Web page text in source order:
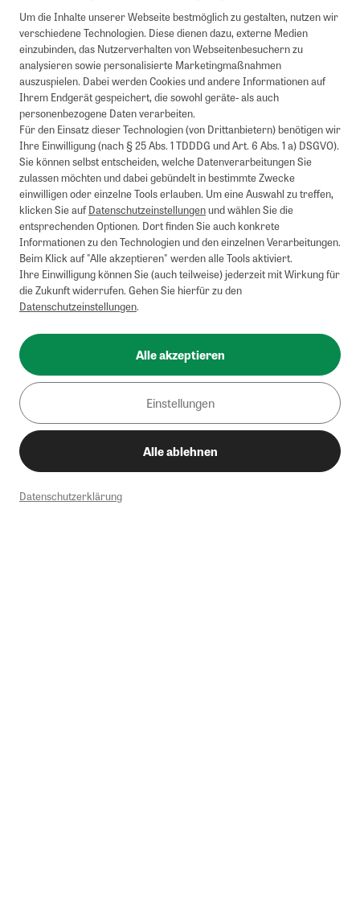
Um die Inhalte unserer Webseite bestmöglich zu gestalten, nutzen wir
verschiedene Technologien. Diese dienen dazu, externe Medien
einzubinden, das Nutzerverhalten von Webseitenbesuchern zu
analysieren sowie personalisierte Marketingmaßnahmen
auszuspielen. Dabei werden Cookies und andere Informationen auf
Ihrem Endgerät gespeichert, die sowohl geräte- als auch
personenbezogene Daten verarbeiten.
Für den Einsatz dieser Technologien (von Drittanbietern) benötigen wir
Ihre Einwilligung (nach § 25 Abs. 1 TDDDG und Art. 6 Abs. 1 a) DSGVO).
Sie können selbst entscheiden, welche Datenverarbeitungen Sie
zulassen möchten und dabei gebündelt in bestimmte Zwecke
einwilligen oder einzelne Tools erlauben. Um eine Auswahl zu treffen,
klicken Sie aufDatenschutzeinstellungenund wählen Sie die
entsprechenden Optionen. Dort finden Sie auch konkrete
Informationen zu den Technologien und den einzelnen Verarbeitungen.
Beim Klick auf "Alle akzeptieren" werden alle Tools aktiviert.
Ihre Einwilligung können Sie (auch teilweise) jederzeit mit Wirkung für
die Zukunft widerrufen. Gehen Sie hierfür zu den
Datenschutzeinstellungen.
Alle akzeptieren
Einstellungen
Alle ablehnen
Datenschutzerklärung